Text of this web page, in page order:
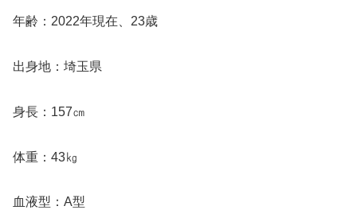
年齢：2022年現在、23歳
出身地：埼玉県
身長：157㎝
体重：43㎏
血液型：A型